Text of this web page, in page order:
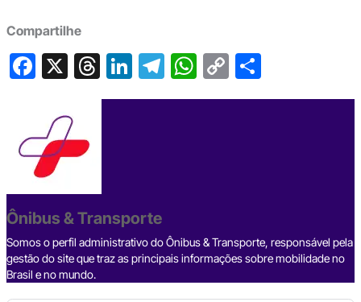
Compartilhe
F
e
b
o
o
k
X T
hr
s
Li
n
T
el
W
h
C
o
S
h
Ônibus & Transporte
Somos o perfil administrativo do Ônibus & Transporte, responsável pela
gestão do site que traz as principais informações sobre mobilidade no
Brasil e no mundo.